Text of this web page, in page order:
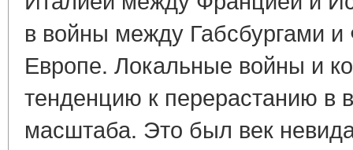
в войны между Габсбургами
Европе. Локальные войны и
тенденцию к перерастанию в
масштаба. Это был век